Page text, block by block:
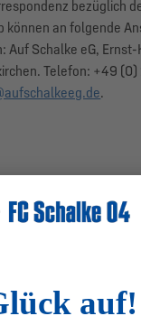
bezüglich
können an folgende
Auf Schalke eG,
Telefon: +49
.